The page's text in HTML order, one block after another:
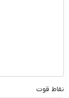
نقاط قوت